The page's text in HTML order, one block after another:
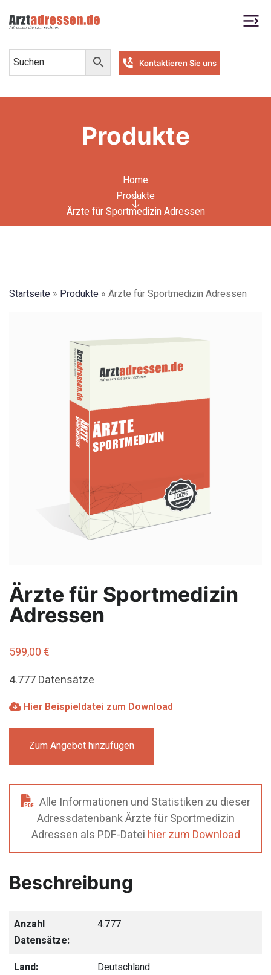
Kontaktieren Sie uns
Produkte
Home
Produkte
Ärzte für Sportmedizin Adressen
Startseite » Produkte » Ärzte für Sportmedizin Adressen
Ärzte für Sportmedizin
Adressen
599,00€
4.777 Datensätze
Hier Beispieldatei zum Download
Zum Angebot hinzufügen
Alle Informationen und Statistiken zu dieser
Adressdatenbank Ärzte für Sportmedizin
Adressen als PDF-Datei hier zum Download
Beschreibung
Anzahl
Datensätze:
4.777
Land:
Deutschland